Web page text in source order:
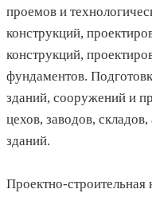
проемов и
конструкций,
конструкций,
фундаментов.
зданий, сооружений и
цехов, заводов,
зданий.
Проектно-